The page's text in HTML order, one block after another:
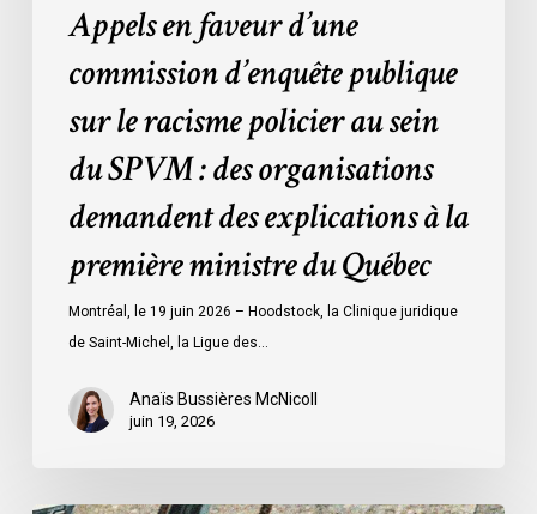
SPVM
organisations
explications
ministre
Québec
Appels en faveur d’une
commission d’enquête publique
sur le racisme policier au sein
du SPVM : des organisations
demandent des explications à la
première ministre du Québec
Montréal, le 19 juin 2026 – Hoodstock, la Clinique juridique
de Saint-Michel, la Ligue des…
Anaïs Bussières McNicoll
juin 19, 2026